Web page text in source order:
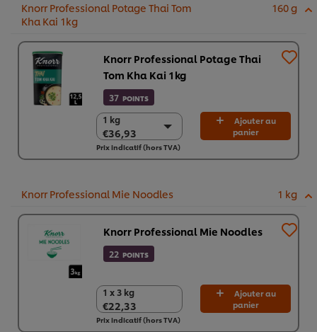
Knorr Professional Potage Thai Tom
Kha Kai 1kg
160 g
Knorr Professional Potage Thai
Tom Kha Kai 1kg
37 POINTS
1 kg
€36,93
1 kg
€36,93
6 x 1 kg
Ajouter au
panier
Prix indicatif (hors TVA)
Knorr Professional Mie Noodles 1 kg
Knorr Professional Mie Noodles
22 POINTS
1 x 3 kg
€22,33
1 x 3 kg
€22,33
Ajouter au
panier
Prix indicatif (hors TVA)